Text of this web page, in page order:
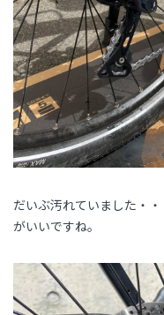
だいぶ汚れていました・
がいいですね。